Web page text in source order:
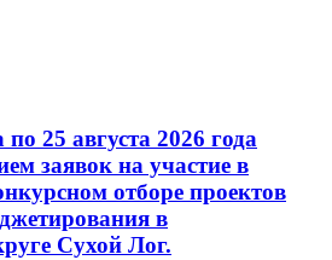
25 августа 2026 года
заявок на участие в
отборе проектов
в
Сухой Лог.